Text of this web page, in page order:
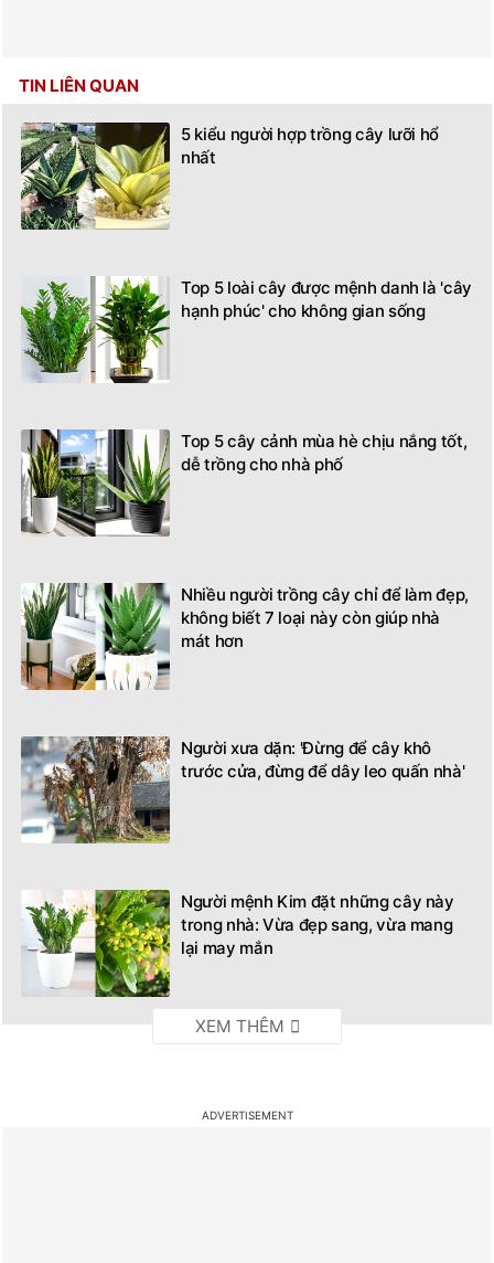
TIN LIÊN QUAN
5 kiểu người hợp trồng cây lưỡi hổ
nhất
Top 5 loài cây được mệnh danh là 'cây
hạnh phúc' cho không gian sống
Top 5 cây cảnh mùa hè chịu nắng tốt,
dễ trồng cho nhà phố
Nhiều người trồng cây chỉ để làm đẹp,
không biết 7 loại này còn giúp nhà
mát hơn
Người xưa dặn: 'Đừng để cây khô
trước cửa, đừng để dây leo quấn nhà'
Người mệnh Kim đặt những cây này
trong nhà: Vừa đẹp sang, vừa mang
lại may mắn